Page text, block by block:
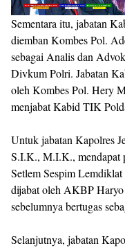
Sementara itu, jabatan
diemban Kombes Pol.
sebagai Analis dan
Divkum Polri. Jabatan
oleh Kombes Pol. Hery
menjabat Kabid TIK
Untuk jabatan Kapolres
S.I.K., M.I.K., mendapat
Setlem Sespim
dijabat oleh AKBP
sebelumnya bertugas
Selanjutnya, jabatan